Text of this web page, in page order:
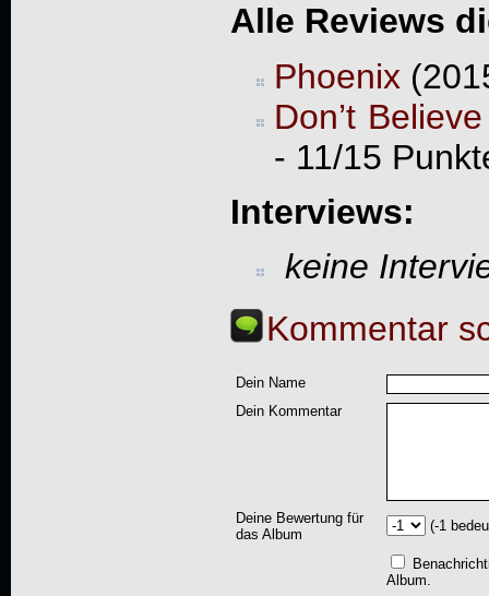
Alle Reviews
Phoenix
Don’t
- 11/15
Interviews:
keine
Kommentar
Dein Name
Dein Kommentar
Deine Bewertung für
das Album
(-1
Album.